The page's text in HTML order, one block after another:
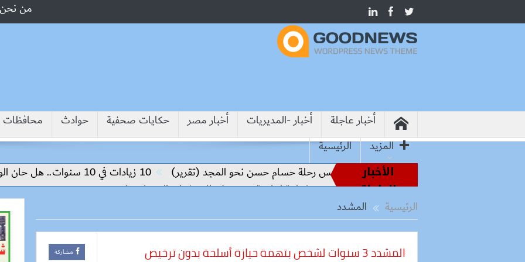
من نحن
أخبار عاجلة أخبار -المديريات أخبار مصر حكايات صحفية حوادث محافظات
المزيد
الرئيسية
الأخبار
العاجلة
الملاعب إلى قيادة الفراعنة.. كواليس رحلة حسام حسن نحو المجد (تقرير) 10 زيادات في 10 سنوات.. هل حان الوقت لرفع دعم البنزين نهائيا؟
المصري والبرازيلي يبحثان تأسيس شراكة إنتاجية ترتكز على الاستثمار والتكنولوجيا
الرئيسية المشدد
المشدد 3 سنوات لشخص بتهمة حيازة أسلحة بدون ترخيص مشاركة